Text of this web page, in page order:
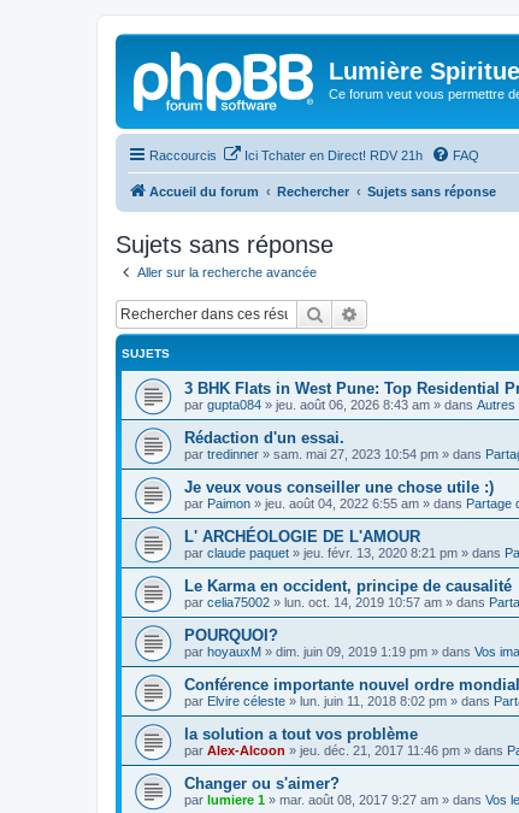
Lumière
Ce forum veut vous permettre
Raccourcis Ici Tchater en Direct! RDV 21h FAQ
Accueil du forum Rechercher Sujets sans réponse
Sujets sans réponse
Aller sur la recherche avancée
Rechercher
SUJETS
3 BHK Flats in West Pune: Top Residential
par gupta084 » jeu. août 06, 2026 8:43 am » dans Autres
Rédaction d'un essai.
par tredinner » sam. mai 27, 2023 10:54 pm » dans
Je veux vous conseiller une chose utile :)
par Paimon » jeu. août 04, 2022 6:55 am » dans Partage
L' ARCHÉOLOGIE DE L'AMOUR
par claude paquet » jeu. févr. 13, 2020 8:21 pm » dans
Le Karma en occident, principe de causalité
par celia75002 » lun. oct. 14, 2019 10:57 am » dans
POURQUOI?
par hoyauxM » dim. juin 09, 2019 1:19 pm » dans Vos
Conférence importante nouvel ordre
par Elvire céleste » lun. juin 11, 2018 8:02 pm » dans
la solution a tout vos problème
par Alex-Alcoon » jeu. déc. 21, 2017 11:46 pm » dans
Changer ou s'aimer?
par lumiere 1 » mar. août 08, 2017 9:27 am » dans Vos